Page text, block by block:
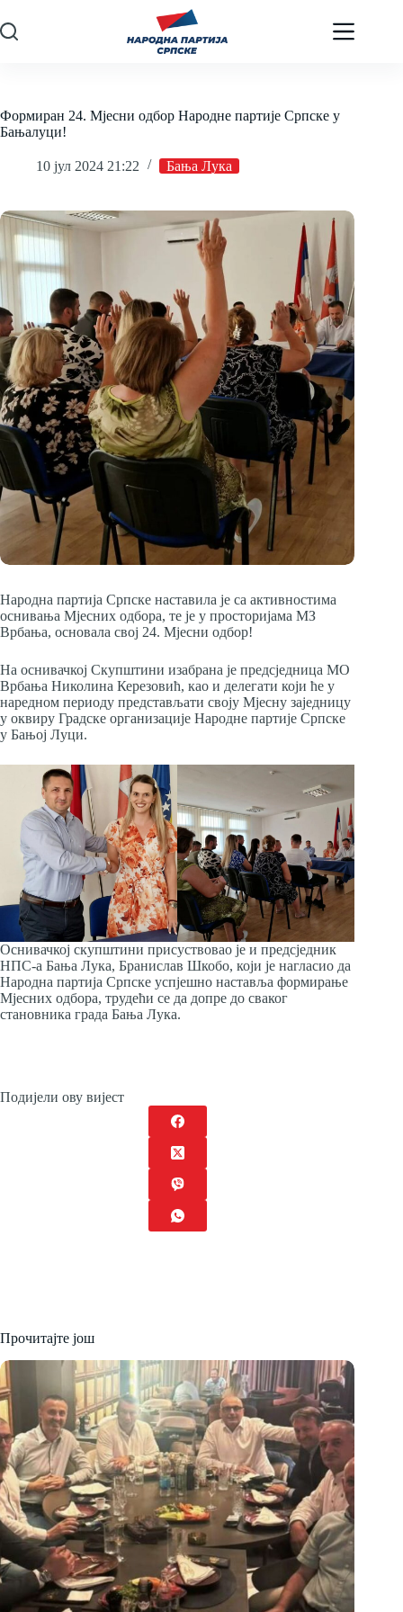
to
content
Формиран 24. Мјесни одбор Народне партије Српске у
Бањалуци!
10 јул 2024 21:22 Бања Лука
Народна партија Српске наставила је са активностима
оснивања Мјесних одбора, те је у просторијама МЗ
Врбања, основала свој 24. Мјесни одбор!
На оснивачкој Скупштини изабранa је предсједница МО
Врбања Николина Керезовић, као и делегати који ће у
наредном периоду представљати своју Мјесну заједницу
у оквиру Градске организације Народне партије Српске
у Бањој Луци.
Оснивачкој скупштини присуствовао је и предсједник
НПС-а Бања Лука, Бранислав Шкобо, који је нагласио да
Народна партија Српске успјешно наставља формирање
Mјесних одбора, трудећи се да допре до сваког
становника града Бања Лука.
Подијели ову вијест
Прочитајте још